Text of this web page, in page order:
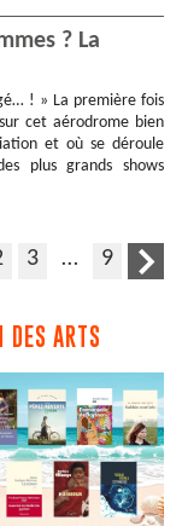
? La
! » La première fois
cet aérodrome bien
et où se déroule
plus grands shows
3 … 9
DES ARTS